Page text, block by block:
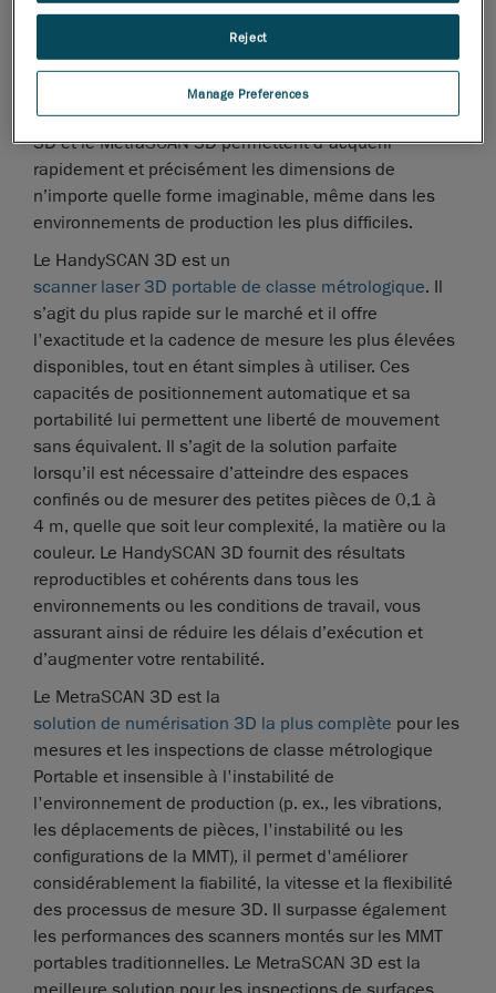
au modèle CAO. C’est principalement pour ces tâches
que servent les systèmes de numérisation 3D.
Tous deux développés par Creaform, le HandySCAN
3D et le MetraSCAN 3D permettent d'acquérir
rapidement et précisément les dimensions de
n’importe quelle forme imaginable, même dans les
environnements de production les plus difficiles.
Le HandySCAN 3D est un
scanner laser 3D portable de classe métrologique. Il
s’agit du plus rapide sur le marché et il offre
l'exactitude et la cadence de mesure les plus élevées
disponibles, tout en étant simples à utiliser. Ces
capacités de positionnement automatique et sa
portabilité lui permettent une liberté de mouvement
sans équivalent. Il s’agit de la solution parfaite
lorsqu’il est nécessaire d’atteindre des espaces
confinés ou de mesurer des petites pièces de 0,1 à
4 m, quelle que soit leur complexité, la matière ou la
couleur. Le HandySCAN 3D fournit des résultats
reproductibles et cohérents dans tous les
environnements ou les conditions de travail, vous
assurant ainsi de réduire les délais d’exécution et
d’augmenter votre rentabilité.
Le MetraSCAN 3D est la
solution de numérisation 3D la plus complète pour les
mesures et les inspections de classe métrologique
Portable et insensible à l'instabilité de
l'environnement de production (p. ex., les vibrations,
les déplacements de pièces, l'instabilité ou les
configurations de la MMT), il permet d'améliorer
considérablement la fiabilité, la vitesse et la flexibilité
des processus de mesure 3D. Il surpasse également
les performances des scanners montés sur les MMT
portables traditionnelles. Le MetraSCAN 3D est la
Manage Preferences
Reject